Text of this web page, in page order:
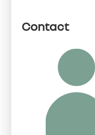
Contact